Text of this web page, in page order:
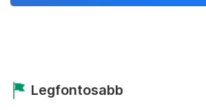
Legfontosabb